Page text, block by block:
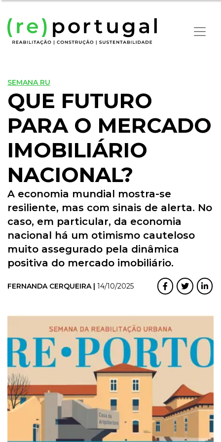
SEMANA RU
QUE FUTURO
PARA O MERCADO
IMOBILIÁRIO
NACIONAL?
A economia mundial mostra-se
resiliente, mas com sinais de alerta. No
caso, em particular, da economia
nacional há um otimismo cauteloso
muito assegurado pela dinâmica
positiva do mercado imobiliário.
FERNANDA CERQUEIRA | 14/10/2025